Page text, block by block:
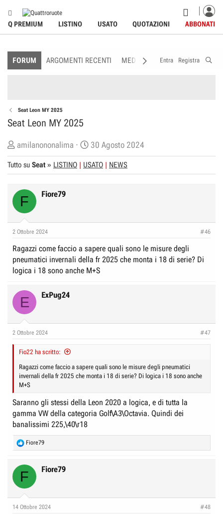
Q PREMIUM LISTINO USATO QUOTAZIONI ABBONATI
FORUM ARGOMENTI RECENTI MEDIA MEMBRI
Entra Registra
Seat Leon MY 2025
Seat Leon MY 2025
C
r
e
t
e
i
s
c
u
s
i
o
n
amilanononalima
D
a
t
z
i
o
30 Agosto 2024
Tutto su Seat» LISTINO USATO NEWS
F Fiore79
2 Ottobre 2024 #46
Ragazzi come faccio a sapere quali sono le misure degli
pneumatici invernali della fr 2025 che monta i 18 di serie? Di
logica i 18 sono anche M+S
E ExPug24
2 Ottobre 2024 #47
Fio22 ha scritto:
Ragazzi come faccio a sapere quali sono le misure degli pneumatici
invernali della fr 2025 che monta i 18 di serie? Di logica i 18 sono anche
M+S
Saranno gli stessi della Leon 2020 a logica, e di tutta la
gamma VW della categoria Golf\A3\Octavia. Quindi dei
banalissimi 225,\40\r18
R
e
t
s
Fiore79
F Fiore79
14 Ottobre 2024 #48